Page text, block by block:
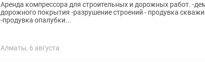
Аренда компрессора для строительных и дорожных работ. -демонтаж
дорожного покрытия -разрушение строений - продувка скважин -продувка поливной системы
-продувка опалубки...
Алматы, 6 августа